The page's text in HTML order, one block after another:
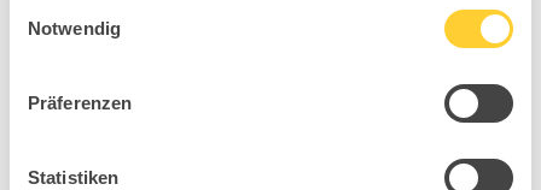
Notwendig
Präferenzen
Statistiken